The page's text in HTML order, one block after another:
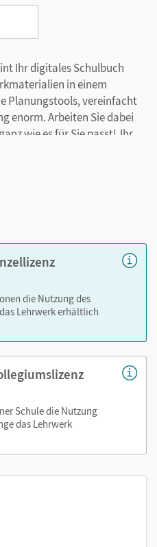
Ihr digitales Schulbuch
in einem
Planungstools, vereinfacht
enorm. Arbeiten Sie dabei
wie es für Sie passt! Ihr
auf lernen.cornelsen.de
App.
die Nutzung des
Lehrwerk erhältlich
Schule die Nutzung
das Lehrwerk